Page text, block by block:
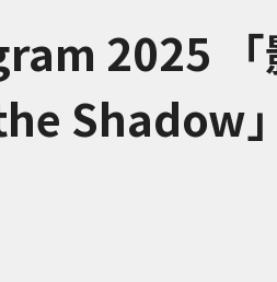
2025
Shadow」